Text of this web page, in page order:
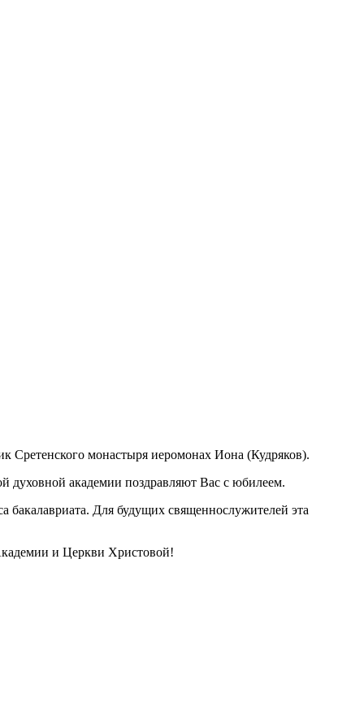
Сретенского монастыря иеромонах Иона (Кудряков).
духовной академии поздравляют Вас с юбилеем.
бакалавриата. Для будущих священнослужителей эта
и Церкви Христовой!